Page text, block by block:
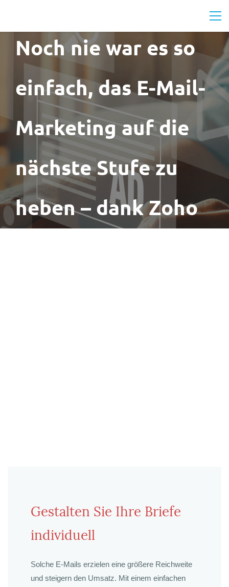
Noch nie war es so
einfach, das E-Mail-
Marketing auf die
nächste Stufe zu
heben – dank Zoho
Gestalten Sie Ihre Briefe
individuell
Solche E-Mails erzielen eine größere Reichweite
und steigern den Umsatz. Mit einem einfachen